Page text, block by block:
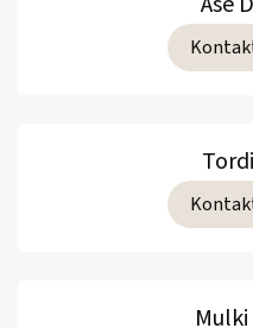
Dynastiet Willoch
(Roman,
Se alle utgivelser